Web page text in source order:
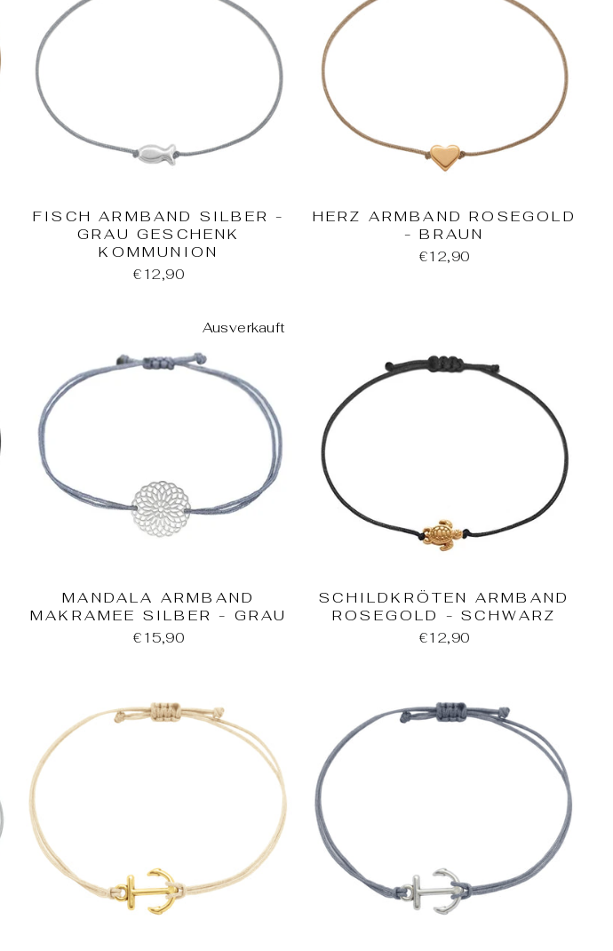
FISCH ARMBAND SILBER -
GRAU GESCHENK
KOMMUNION
€12,90
HERZ ARMBAND ROSEGOLD
- BRAUN
€12,90
Ausverkauft
MANDALA ARMBAND
MAKRAMEE SILBER - GRAU
€15,90
SCHILDKRÖTEN ARMBAND
ROSEGOLD - SCHWARZ
€12,90